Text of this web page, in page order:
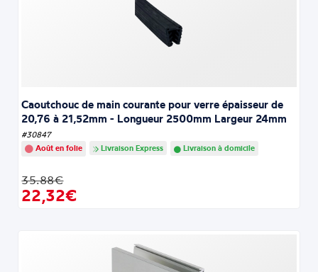
Caoutchouc de main courante pour verre épaisseur de
20,76 à 21,52mm - Longueur 2500mm Largeur 24mm
#30847
Août en folie
Livraison Express Livraison à domicile
35.88€
22,32€